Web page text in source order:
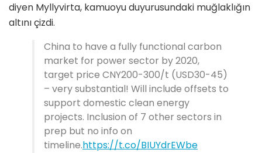
diyen Myllyvirta, kamuoyu duyurusundaki muğlaklığın
altını çizdi.
China to have a fully functional carbon
market for power sector by 2020,
target price CNY200-300/t (USD30-45)
– very substantial! Will include offsets to
support domestic clean energy
projects. Inclusion of 7 other sectors in
prep but no info on
timeline.https://t.co/BIUYdrEWbe